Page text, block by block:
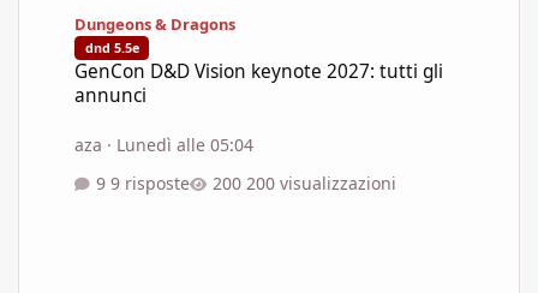
Dungeons & Dragons
dnd 5.5e
GenCon D&D Vision keynote 2027: tutti gli
annunci
aza · Lunedì alle 05:04
9 risposte
200 visualizzazioni